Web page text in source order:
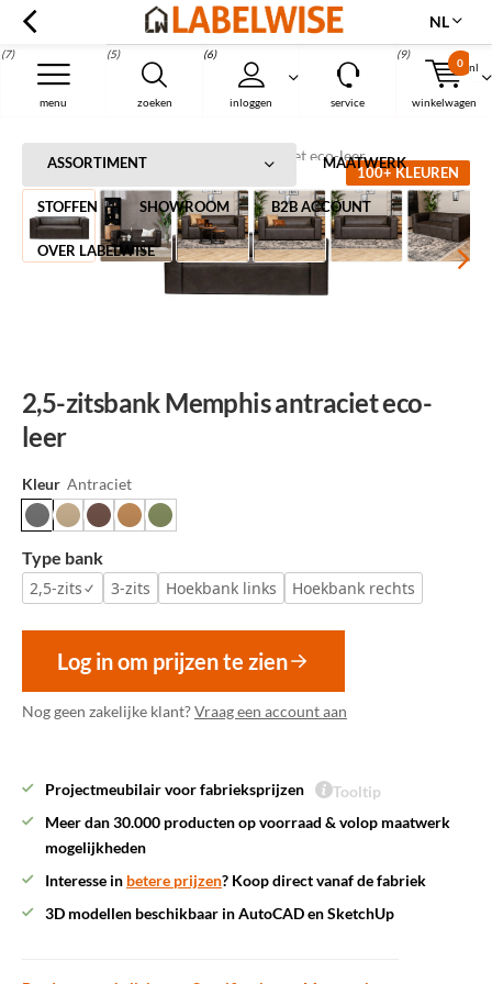
nl
zoeken
(5)
inloggen
(6)
menu
(7)
service winkelwagen
0
(9)
Menu
NL
ASSORTIMENT MAATWERK
STOFFEN SHOWROOM B2B ACCOUNT
OVER LABELWISE
Home 2,5-zitsbank Memphis antraciet eco-leer
100+ KLEUREN
2,5-zitsbank Memphis antraciet eco-
leer
Kleur Antraciet
Type bank
2,5-zits
3-zits Hoekbank links Hoekbank rechts
Log in om prijzen te zien
Nog geen zakelijke klant?Vraag een account aan
Projectmeubilair voor fabrieksprijzen
Tooltip
Meer dan 30.000 producten op voorraad & volop maatwerk
mogelijkheden
Interesse in betere prijzen? Koop direct vanaf de fabriek
3D modellen beschikbaar in AutoCAD en SketchUp